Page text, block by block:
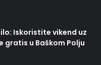
Iskoristite vikend uz
gratis u Baškom Polju